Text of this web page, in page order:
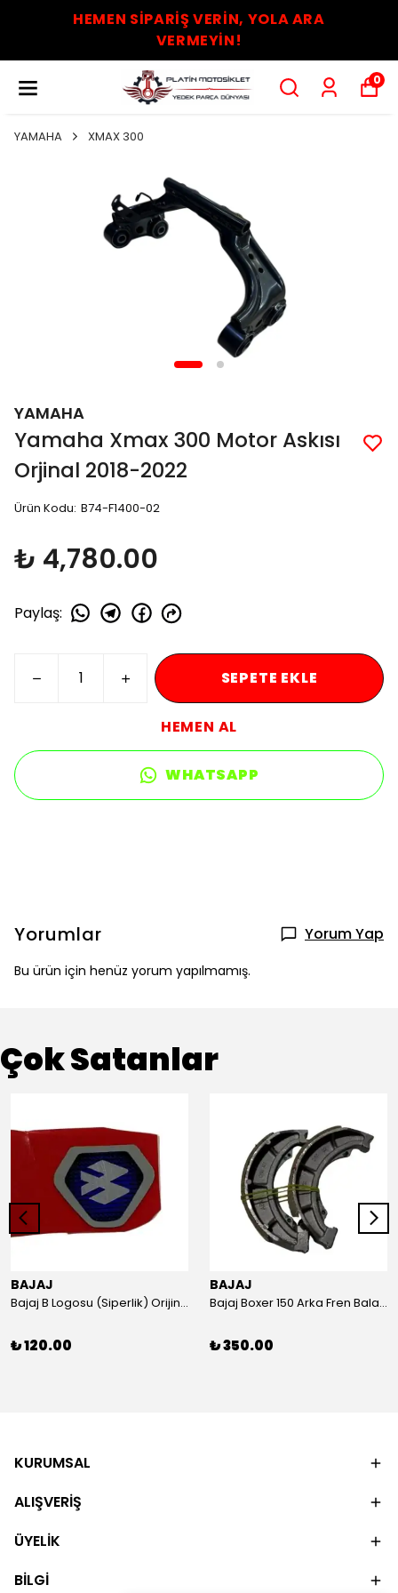
HEMEN SİPARİŞ VERİN, YOLA ARA
VERMEYİN!
0
YAMAHA XMAX 300
YAMAHA
Yamaha Xmax 300 Motor Askısı
Orjinal 2018-2022
Ürün Kodu: B74-F1400-02
₺ 4,780.00
Paylaş:
SEPETE EKLE
HEMEN AL
WHATSAPP
Yorumlar Yorum Yap
Bu ürün için henüz yorum yapılmamış.
Çok Satanlar
BAJAJ
Bajaj B Logosu (Siperlik) Orijinal
₺ 120.00
BAJAJ
Bajaj Boxer 150 Arka Fren Balatası Orijinal
₺ 350.00
KURUMSAL
ALIŞVERİŞ
ÜYELİK
BİLGİ